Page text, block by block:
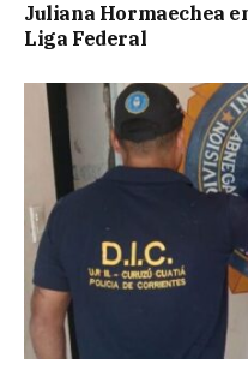
Juliana Hormaechea
Liga Federal